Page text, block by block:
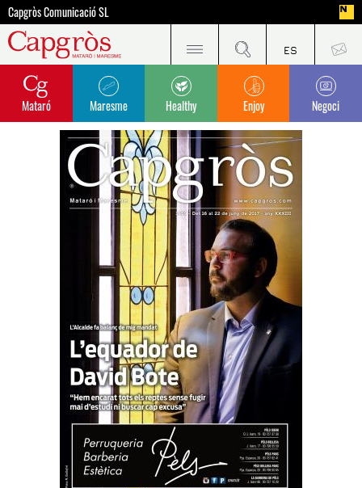
Capgròs Comunicació SL
Mataró Maresme Healthy Enjoy Negoci